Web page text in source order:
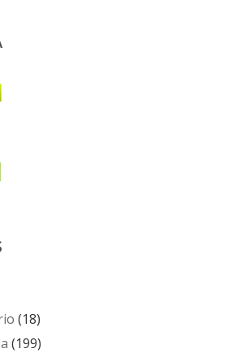
(18)
(199)